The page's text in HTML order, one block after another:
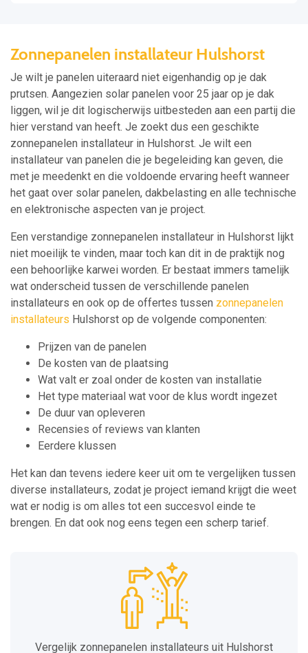
Zonnepanelen installateur Hulshorst
Je wilt je panelen uiteraard niet eigenhandig op je dak
prutsen. Aangezien solar panelen voor 25 jaar op je dak
liggen, wil je dit logischerwijs uitbesteden aan een partij die
hier verstand van heeft. Je zoekt dus een geschikte
zonnepanelen installateur in Hulshorst. Je wilt een
installateur van panelen die je begeleiding kan geven, die
met je meedenkt en die voldoende ervaring heeft wanneer
het gaat over solar panelen, dakbelasting en alle technische
en elektronische aspecten van je project.
Een verstandige zonnepanelen installateur in Hulshorst lijkt
niet moeilijk te vinden, maar toch kan dit in de praktijk nog
een behoorlijke karwei worden. Er bestaat immers tamelijk
wat onderscheid tussen de verschillende panelen
installateurs en ook op de offertes tussen zonnepanelen
installateurs Hulshorst op de volgende componenten:
Prijzen van de panelen
De kosten van de plaatsing
Wat valt er zoal onder de kosten van installatie
Het type materiaal wat voor de klus wordt ingezet
De duur van opleveren
Recensies of reviews van klanten
Eerdere klussen
Het kan dan tevens iedere keer uit om te vergelijken tussen
diverse installateurs, zodat je project iemand krijgt die weet
wat er nodig is om alles tot een succesvol einde te
brengen. En dat ook nog eens tegen een scherp tarief.
Vergelijk zonnepanelen installateurs uit Hulshorst